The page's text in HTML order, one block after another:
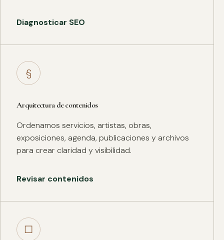
Diagnosticar SEO
§
Arquitectura de contenidos
Ordenamos servicios, artistas, obras,
exposiciones, agenda, publicaciones y archivos
para crear claridad y visibilidad.
Revisar contenidos
□